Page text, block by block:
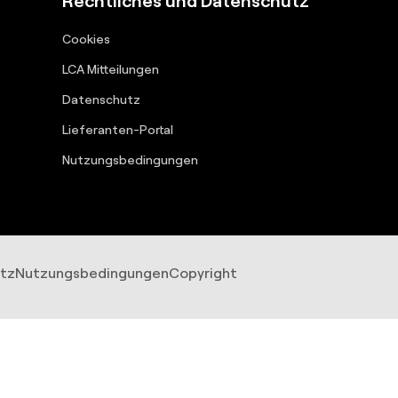
Cookies
LCA Mitteilungen
Datenschutz
Lieferanten-Portal
Nutzungsbedingungen
NutzungsbedingungenCopyright